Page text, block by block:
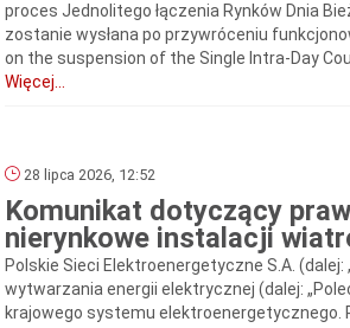
proces Jednolitego łączenia Rynków Dnia
zostanie wysłana po przywróceniu
on the suspension of the Single Intra-Day
Więcej...
28 lipca 2026, 12:52
Komunikat dotyczący
nierynkowe instalacji
Polskie Sieci Elektroenergetyczne S.A. (dalej:
wytwarzania energii elektrycznej (dalej:
krajowego systemu elektroenergetycznego.